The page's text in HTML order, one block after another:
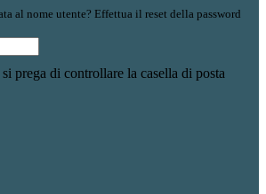
al nome utente? Effettua il reset della password
prega di controllare la casella di posta